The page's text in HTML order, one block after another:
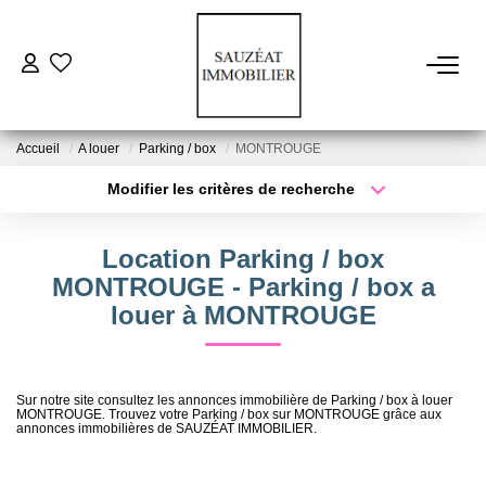
VENDRE
NOS AGENCES
Accueil A louer Parking / box MONTROUGE
Modifier les critères de recherche
Sélectionnez...
Surface min
Location Parking / box
MONTROUGE - Parking / box a
louer à MONTROUGE
Sur notre site consultez les annonces immobilière de Parking / box à louer
MONTROUGE. Trouvez votre Parking / box sur MONTROUGE grâce aux
annonces immobilières de SAUZÉAT IMMOBILIER.